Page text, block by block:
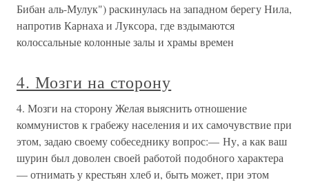
Бибан аль-Мулук") раскинулась на западном берегу Нила,
напротив Карнаха и Луксора, где вздымаются
колоссальные колонные залы и храмы времен
4. Мозги на сторону
4. Мозги на сторону Желая выяснить отношение
коммунистов к грабежу населения и их самочувствие при
этом, задаю своему собеседнику вопрос:— Ну, а как ваш
шурин был доволен своей работой подобного характера
— отнимать у крестьян хлеб и, быть может, при этом